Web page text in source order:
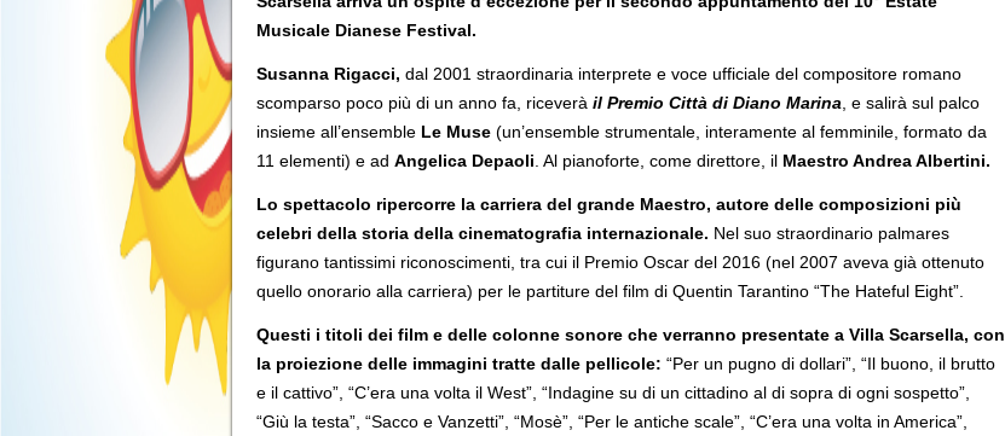
Musicale Dianese Festival.
Susanna Rigacci, dal 2001 straordinaria interprete e voce ufficiale del compositore romano
scomparso poco più di un anno fa, riceverà il Premio Città di Diano Marina , e salirà sul palco
insieme all’ensemble Le Muse (un’ensemble strumentale, interamente al femminile, formato da
11 elementi) e ad Angelica Depaoli . Al pianoforte, come direttore, il Maestro Andrea Albertini.
Lo spettacolo ripercorre la carriera del grande Maestro, autore delle composizioni più
celebri della storia della cinematografia internazionale. Nel suo straordinario palmares
figurano tantissimi riconoscimenti, tra cui il Premio Oscar del 2016 (nel 2007 aveva già ottenuto
quello onorario alla carriera) per le partiture del film di Quentin Tarantino “The Hateful Eight”.
Questi i titoli dei film e delle colonne sonore che verranno presentate a Villa Scarsella, con
la proiezione delle immagini tratte dalle pellicole: “Per un pugno di dollari”, “Il buono, il brutto
e il cattivo”, “C’era una volta il West”, “Indagine su di un cittadino al di sopra di ogni sospetto”,
“Giù la testa”, “Sacco e Vanzetti”, “Mosè”, “Per le antiche scale”, “C’era una volta in America”,